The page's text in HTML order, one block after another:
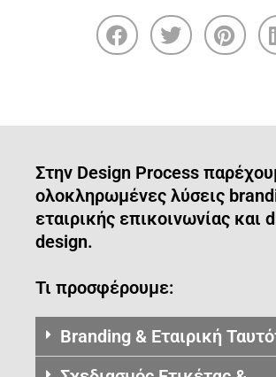
Στην Design Process
ολοκληρωμένες λύσεις
εταιρικής επικοινωνίας και
design.
Τι προσφέρουμε:
Branding & Εταιρική